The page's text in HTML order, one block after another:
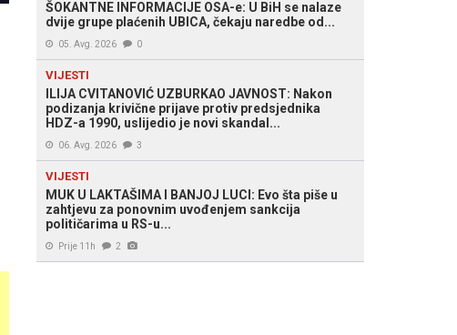
ŠOKANTNE INFORMACIJE OSA-e: U BiH se nalaze
dvije grupe plaćenih UBICA, čekaju naredbe od...
05. Avg. 2026 0
VIJESTI
ILIJA CVITANOVIĆ UZBURKAO JAVNOST: Nakon
podizanja krivične prijave protiv predsjednika
HDZ-a 1990, uslijedio je novi skandal...
06. Avg. 2026 3
VIJESTI
MUK U LAKTAŠIMA I BANJOJ LUCI: Evo šta piše u
zahtjevu za ponovnim uvođenjem sankcija
političarima u RS-u...
Prije 11h 2